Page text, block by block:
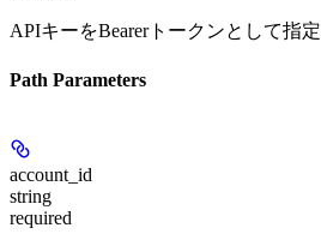
APIキーをBearerトークンとして指定
Path Parameters
account_id
string
required